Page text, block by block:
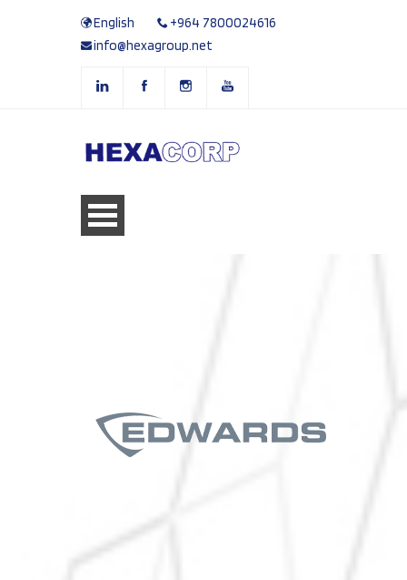
English
+964 7800024616
info@hexagroup.net